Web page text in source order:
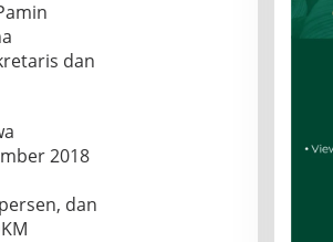
dan
2018
dan